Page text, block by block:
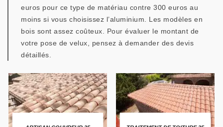
euros pour ce type de matériau contre 300 euros au
moins si vous choisissez l’aluminium. Les modèles en
bois sont assez coûteux. Pour évaluer le montant de
votre pose de velux, pensez à demander des devis
détaillés.